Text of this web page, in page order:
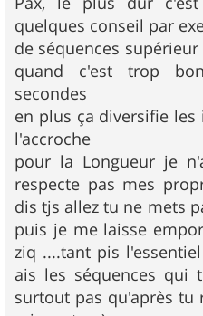
quelques conseil par
de séquences
quand c'est trop
secondes
en plus ça diversifie
l'accroche
pour la Longueur je
respecte pas mes
dis tjs allez tu ne mets
puis je me laisse
ziq ....tant pis
ais les séquences
surtout pas qu'après tu